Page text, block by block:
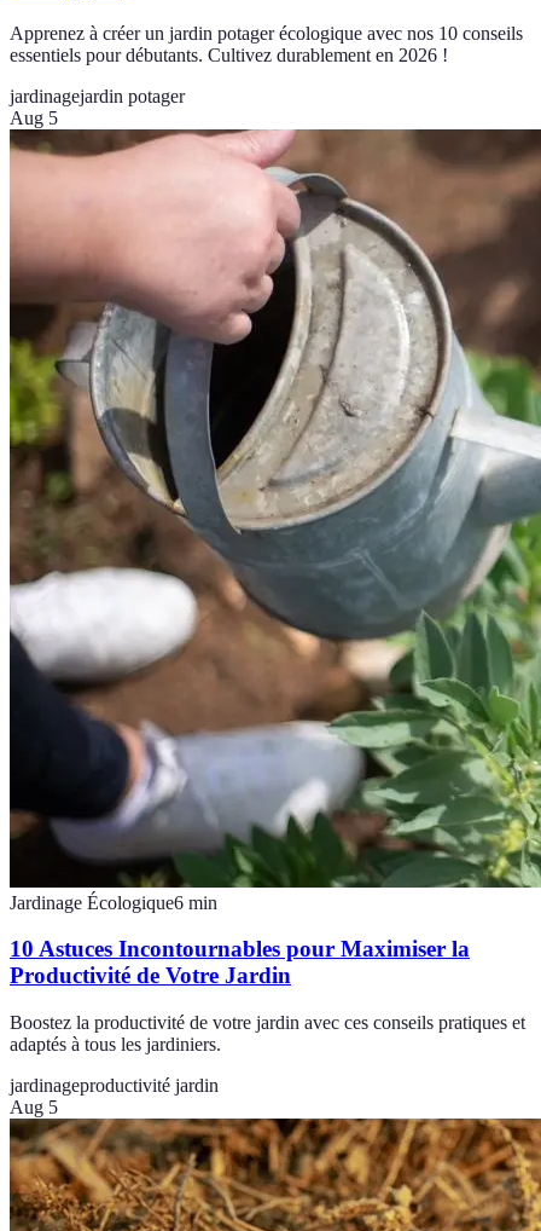
Apprenez à créer un jardin potager écologique avec nos 10 conseils
essentiels pour débutants. Cultivez durablement en 2026 !
jardinagejardin potager
Aug 5
Jardinage Écologique6 min
10 Astuces Incontournables pour Maximiser la
Productivité de Votre Jardin
Boostez la productivité de votre jardin avec ces conseils pratiques et
adaptés à tous les jardiniers.
jardinageproductivité jardin
Aug 5